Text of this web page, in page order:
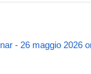
- 26 maggio 2026